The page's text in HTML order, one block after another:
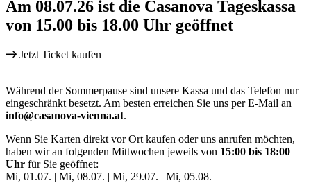
Am 08.07.26 ist die Casanova Tageskassa
von 15.00 bis 18.00 Uhr geöffnet
Jetzt Ticket kaufen
Während der Sommerpause sind unsere Kassa und das Telefon nur
eingeschränkt besetzt. Am besten erreichen Sie uns per E-Mail an
info@casanova-vienna.at.
Wenn Sie Karten direkt vor Ort kaufen oder uns anrufen möchten,
haben wir an folgenden Mittwochen jeweils von 15:00 bis 18:00
Uhr für Sie geöffnet:
Mi, 01.07. | Mi, 08.07. | Mi, 29.07. | Mi, 05.08.